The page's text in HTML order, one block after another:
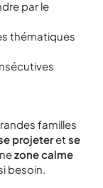
par le
thématiques
familles
projeteret se
zone calme
besoin.